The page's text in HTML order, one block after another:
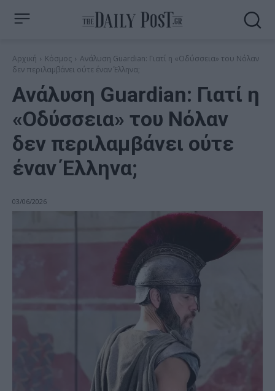
Αρχική Κόσμος
Ανάλυση Guardian: Γιατί η «Οδύσσεια» του Νόλαν
δεν περιλαμβάνει ούτε έναν Έλληνα;
Ανάλυση Guardian: Γιατί η
«Οδύσσεια» του Νόλαν
δεν περιλαμβάνει ούτε
έναν Έλληνα;
03/06/2026